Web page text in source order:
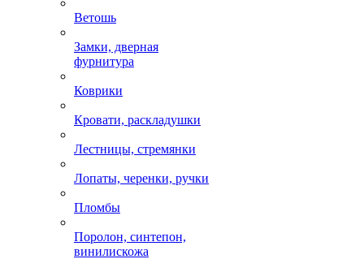
Ветошь
Замки, дверная
фурнитура
Коврики
Кровати, раскладушки
Лестницы, стремянки
Лопаты, черенки, ручки
Пломбы
Поролон, синтепон,
винилискожа